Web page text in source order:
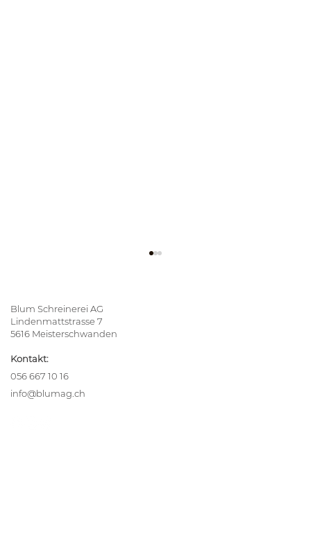
Blum Schreinerei AG
Lindenmattstrasse 7
5616 Meisterschwanden
Kontakt:
056 667 10 16
info@blumag.ch